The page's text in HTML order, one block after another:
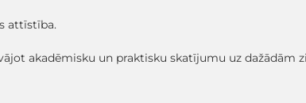
attīstība.
akadēmisku un praktisku skatījumu uz dažādām